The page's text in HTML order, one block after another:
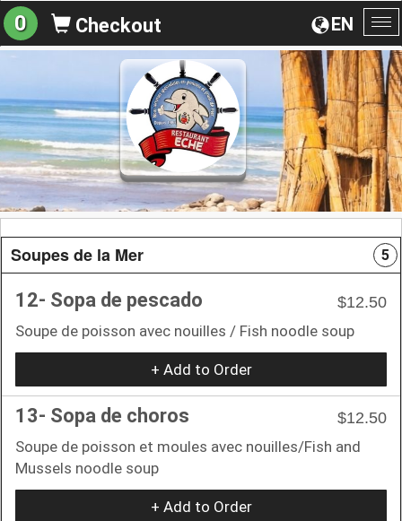
EN
0 Checkout
Soupes de la Mer 5
12- Sopa de pescado
$12.50
Soupe de poisson avec nouilles / Fish noodle soup
+ Add to Order
13- Sopa de choros
$12.50
Soupe de poisson et moules avec nouilles/Fish and
Mussels noodle soup
+ Add to Order